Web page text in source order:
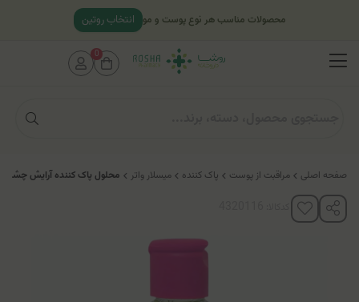
صفحه اصلی مراقبت از پوست پاک کننده میسلار واتر محلول پاک کننده آرایش چشم
محصولات مناسب هر نوع پوست و مو انتخاب روتین
0